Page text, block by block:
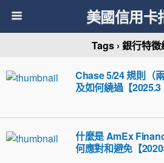
美國信用卡
Tags › 銀行特
Chase 5/24 規則（
及如何繞過【2025.3
什麼是 AmEx
何應對和避免【2020